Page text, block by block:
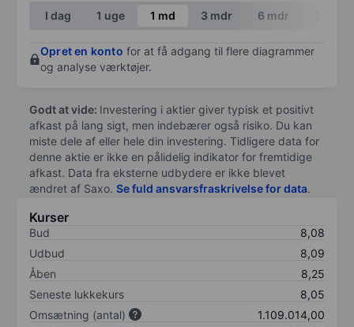
End of interactive chart.
I dag 1 uge 1 md 3 mdr 6 mdr
Opret en konto for at få adgang til flere diagrammer
og analyse værktøjer.
Godt at vide: Investering i aktier giver typisk et positivt
afkast på lang sigt, men indebærer også risiko. Du kan
miste dele af eller hele din investering. Tidligere data for
denne aktie er ikke en pålidelig indikator for fremtidige
afkast. Data fra eksterne udbydere er ikke blevet
ændret af Saxo. Se fuld ansvarsfraskrivelse for data.
Kurser
Bud
8,08
Udbud
8,09
Åben
8,25
Seneste lukkekurs
8,05
Omsætning (antal)
1.109.014,00